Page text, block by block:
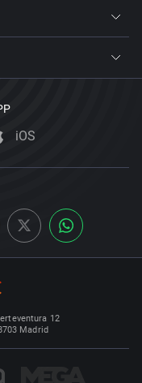
iOS
12
Madrid